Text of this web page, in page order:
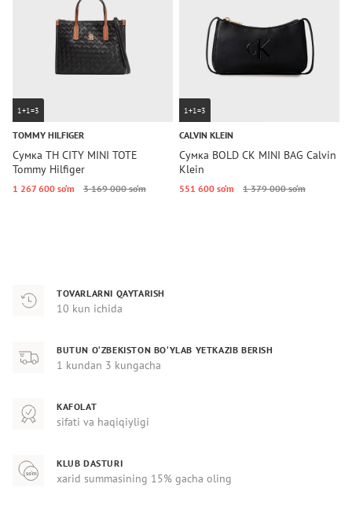
1+1=3
TOMMY HILFIGER
Сумка TH CITY MINI TOTE
Tommy Hilfiger
1 267 600 so‘m 3 169 000 so‘m
1+1=3
CALVIN KLEIN
Сумка BOLD CK MINI BAG Calvin
Klein
551 600 so‘m 1 379 000 so‘m
TOVARLARNI QAYTARISH
10 kun ichida
BUTUN O‘ZBEKISTON BO‘YLAB YETKAZIB BERISH
1 kundan 3 kungacha
KAFOLAT
sifati va haqiqiyligi
KLUB DASTURI
xarid summasining 15% gacha oling